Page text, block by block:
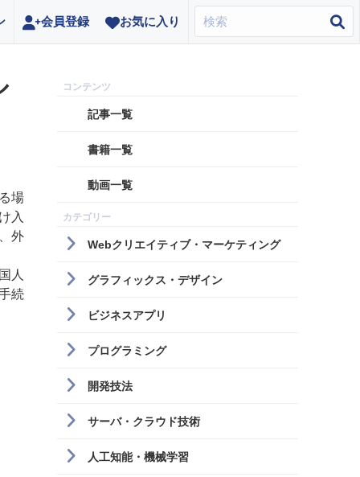
会員登録 お気に入り
場
入
外
人
続
記事一覧
書籍一覧
動画一覧
Webクリエイティブ・マーケティング
グラフィックス・デザイン
ビジネスアプリ
プログラミング
開発技法
サーバ・クラウド技術
人工知能・機械学習